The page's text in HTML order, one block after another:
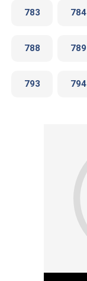
783 784
788 789
793 794